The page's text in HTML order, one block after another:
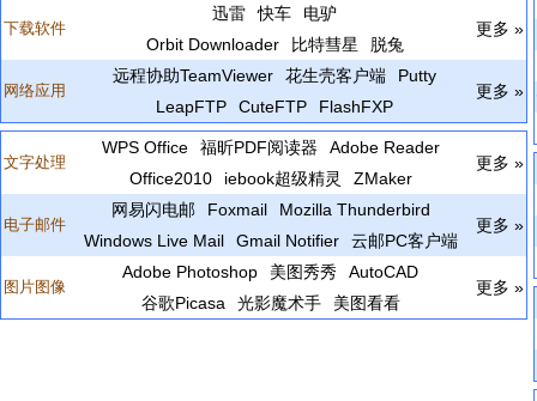
下载软件
迅雷 快车
电驴
Orbit Downloader
比特彗星 脱兔
更多 »
网络应用
远程协助TeamViewer 花生壳客户端
Putty
LeapFTP
CuteFTP FlashFXP
更多 »
文字处理
WPS Office 福昕PDF阅读器
Adobe Reader
Office2010
iebook超级精灵 ZMaker
更多 »
电子邮件
网易闪电邮 Foxmail
Mozilla Thunderbird
Windows Live Mail
Gmail Notifier 云邮PC客户端
更多 »
图片图像
Adobe Photoshop 美图秀秀
AutoCAD
谷歌Picasa
光影魔术手 美图看看
更多 »